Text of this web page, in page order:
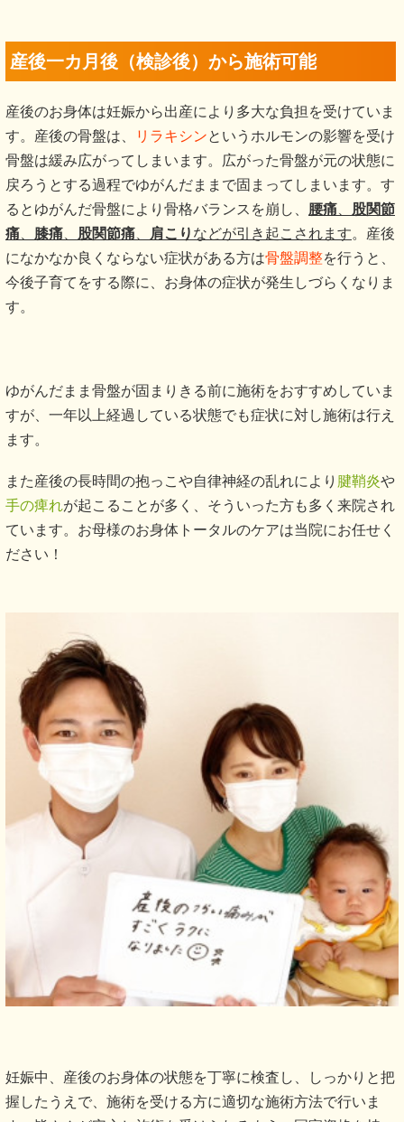
産後一カ月後（検診後）から施術可能
産後のお身体は妊娠から出産により多大な負担を受けていま
す。産後の骨盤は、
リラキシンというホルモンの影響を受け
骨盤は緩み広がってしまいます。広がった骨盤が元の状態に
戻ろうとする過程でゆがんだままで固まってしまいます。す
るとゆがんだ骨盤により骨格バランスを崩し、 腰痛
股関節
痛
膝痛 股関節痛 肩こり などが引き起こされます。産後
になかなか良くならない症状がある方は骨盤調整を行うと、
今後子育てをする際に、お身体の症状が発生しづらくなりま
す。
ゆがんだまま骨盤が固まりきる前に施術をおすすめしていま
すが、一年以上経過している状態でも症状に対し施術は行え
ます。
また産後の長時間の抱っこや自律神経の乱れにより 腱鞘炎や
手の痺れが起こることが多く、そういった方も多く来院され
ています。お母様のお身体トータルのケアは当院にお任せく
ださい！
妊娠中、産後のお身体の状態を丁寧に検査し、しっかりと把
握したうえで、施術を受ける方に適切な施術方法で行いま